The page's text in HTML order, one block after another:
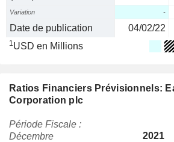
Variation -
Date de publication 04/02/22
1USD en Millions
Ratios Financiers Prévisionnels:
Corporation plc
Période Fiscale :
Décembre
2021